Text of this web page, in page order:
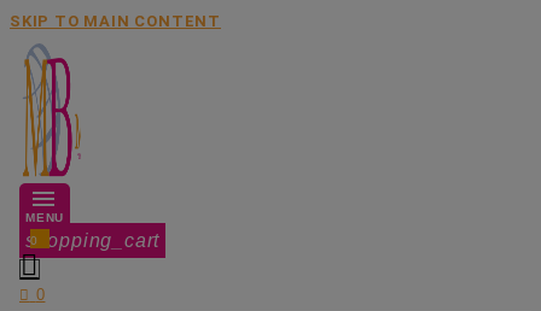
SKIP TO MAIN CONTENT
MENU
shopping_cart
0

 0